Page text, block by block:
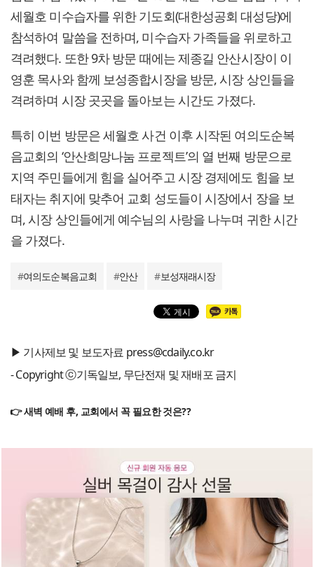
세월호 미수습자를 위한 기도회(대한성공회 대성당)에
참석하여 말씀을 전하며, 미수습자 가족들을 위로하고
격려했다. 또한 9차 방문 때에는 제종길 안산시장이 이
영훈 목사와 함께 보성종합시장을 방문, 시장 상인들을
격려하며 시장 곳곳을 돌아보는 시간도 가졌다.
특히 이번 방문은 세월호 사건 이후 시작된 여의도순복
음교회의 ‘안산희망나눔 프로젝트’의 열 번째 방문으로
지역 주민들에게 힘을 실어주고 시장 경제에도 힘을 보
태자는 취지에 맞추어 교회 성도들이 시장에서 장을 보
며, 시장 상인들에게 예수님의 사랑을 나누며 귀한 시간
을 가졌다.
#여의도순복음교회 #안산 #보성재래시장
▶ 기사제보 및 보도자료 press@cdaily.co.kr
- Copyright ⓒ기독일보, 무단전재 및 재배포 금지
👉 새벽 예배 후, 교회에서 꼭 필요한 것은??